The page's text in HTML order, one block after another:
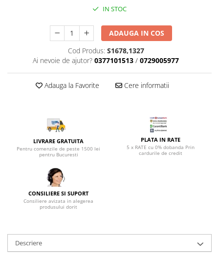
Top saltele MemoHR 6.5 cm
Saltele cu plasa de arcuri
Seturi mese si scaune bucatarie
Suporturi si rafturi pantofi
Seturi mobilier hol
Stender haine
Suport pentru umerase
Mobilier gradinita
Mese gradinita
Scaune gradinita
Mobilier copii
Mobila camera copii
IN STOC
ADAUGA IN COS
Cod Produs: S1678,1327
Ai nevoie de ajutor? 0377101513 / 0729005977
Adauga la Favorite Cere informatii
LIVRARE GRATUITA
Pentru comenzile de peste 1500 lei
pentru Bucuresti
PLATA IN RATE
5 x RATE cu 0% dobanda Prin
cardurile de credit
CONSILIERE SI SUPORT
Consiliere avizata in alegerea
produsului dorit
Descriere